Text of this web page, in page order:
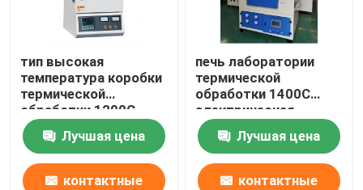
тип высокая
температура коробки
термической
обработки 1200C
лаборатории печи
электрическая с
проводом
сопротивления
Лучшая цена
контактные
печь лаборатории
термической
обработки 1400C
электрическая
высокотемпературная
с проводом
сопротивления
Лучшая цена
контактные